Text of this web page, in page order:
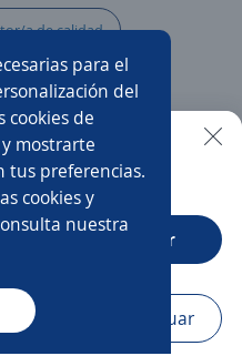
a de calidad
a de ventas
al cliente
de personal
en la app
Abrir
Continuar
para el
del
cookies de
mostrarte
tus preferencias.
cookies y
nuestra